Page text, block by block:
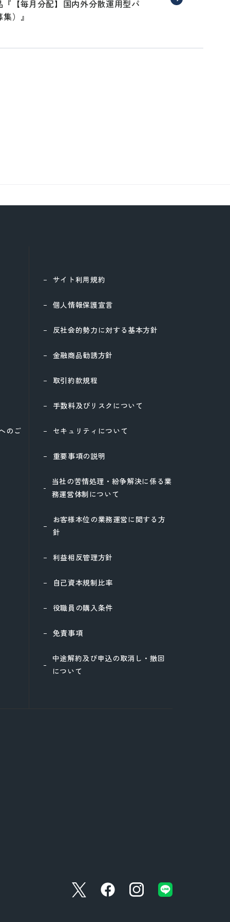
【毎月分配】国内外分散運用型パ
）』
のご
サイト利用規約
個人情報保護宣言
反社会的勢力に対する基本方針
金融商品勧誘方針
取引約款規程
手数料及びリスクについて
セキュリティについて
重要事項の説明
当社の苦情処理・紛争解決に係る業
務運営体制について
お客様本位の業務運営に関する方
針
利益相反管理方針
自己資本規制比率
役職員の購入条件
免責事項
中途解約及び申込の取消し・撤回
について